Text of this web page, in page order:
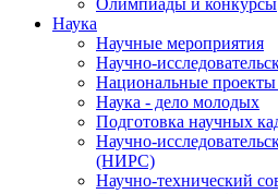
Олимпиады и конкурсы
Наука
Научные мероприятия
Научно-
Национальные проекты
Наука - дело молодых
Подготовка научных
Научно-
(НИРС)
Научно-технический